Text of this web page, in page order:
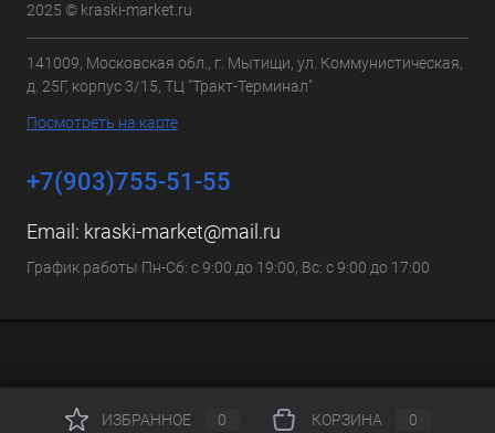
2025 © kraski-market.ru
141009, Московская обл., г. Мытищи, ул. Коммунистическая,
д. 25Г, корпус 3/15, ТЦ "Тракт-Терминал"
Посмотреть на карте
+7(903)755-51-55
Email: kraski-market@mail.ru
График работы Пн-Сб: с 9:00 до 19:00, Вс: с 9:00 до 17:00
ИЗБРАННОЕ 0 КОРЗИНА 0